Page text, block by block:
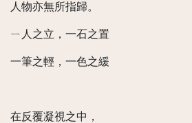
人物亦無所指歸。
ㄧ人之立，一石之置
一筆之輕，一色之緩
在反覆凝視之中，